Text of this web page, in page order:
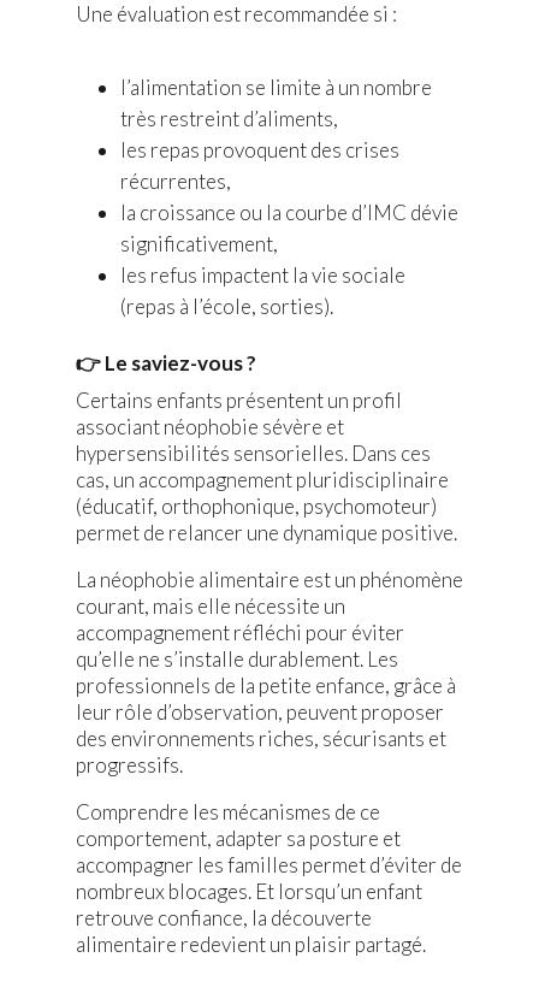
Une évaluation est recommandée si :
l’alimentation se limite à un nombre
très restreint d’aliments,
les repas provoquent des crises
récurrentes,
la croissance ou la courbe d’IMC dévie
significativement,
les refus impactent la vie sociale
(repas à l’école, sorties).
👉 Le saviez-vous ?
Certains enfants présentent un profil
associant néophobie sévère et
hypersensibilités sensorielles. Dans ces
cas, un accompagnement pluridisciplinaire
(éducatif, orthophonique, psychomoteur)
permet de relancer une dynamique positive.
La néophobie alimentaire est un phénomène
courant, mais elle nécessite un
accompagnement réfléchi pour éviter
qu’elle ne s’installe durablement. Les
professionnels de la petite enfance, grâce à
leur rôle d’observation, peuvent proposer
des environnements riches, sécurisants et
progressifs.
Comprendre les mécanismes de ce
comportement, adapter sa posture et
accompagner les familles permet d’éviter de
nombreux blocages. Et lorsqu’un enfant
retrouve confiance, la découverte
alimentaire redevient un plaisir partagé.